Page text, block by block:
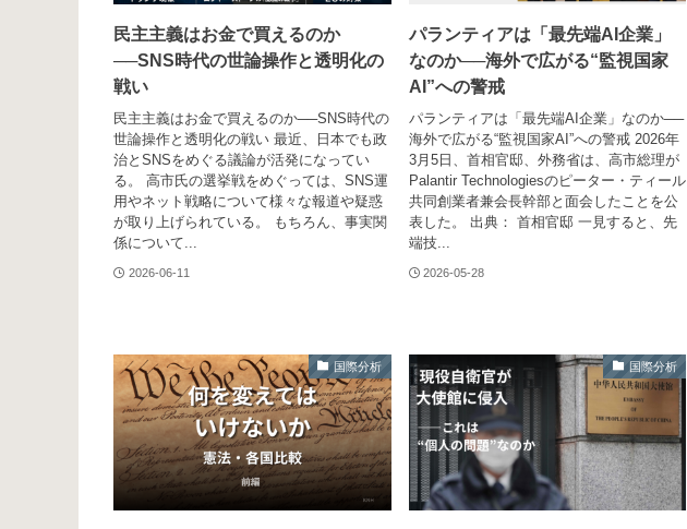
民主主義はお金で買えるのか
──SNS時代の世論操作と透明化の
戦い
民主主義はお金で買えるのか──SNS時代の
世論操作と透明化の戦い 最近、日本でも政
治とSNSをめぐる議論が活発になってい
る。 高市氏の選挙戦をめぐっては、SNS運
用やネット戦略について様々な報道や疑惑
が取り上げられている。 もちろん、事実関
係について...
2026-06-11
パランティアは「最先端AI企業」
なのか──海外で広がる“監視国家
AI”への警戒
パランティアは「最先端AI企業」なのか──
海外で広がる“監視国家AI”への警戒 2026年
3月5日、首相官邸、外務省は、高市総理が
Palantir Technologiesのピーター・ティール
共同創業者兼会長幹部と面会したことを公
表した。 出典： 首相官邸 一見すると、先
端技...
2026-05-28
国際分析 国際分析